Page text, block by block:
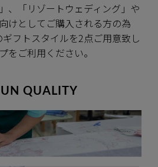
、「リゾートウェディング」や
けとしてご購入される方の為
フトスタイルを2点ご用意致し
をご利用ください。
QUALITY